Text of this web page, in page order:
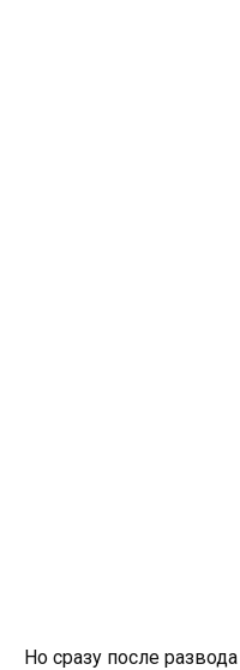
Но сразу после